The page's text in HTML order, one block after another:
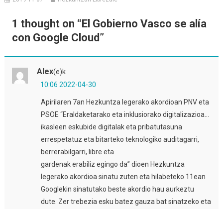
1 thought on “El Gobierno Vasco se alía
con Google Cloud ”
Alex(e)k
10:06 2022-04-30
Apirilaren 7an Hezkuntza legerako akordioan PNV eta
PSOE “Eraldaketarako eta inklusiorako digitalizazioa…
ikasleen eskubide digitalak eta pribatutasuna
errespetatuz eta bitarteko teknologiko auditagarri,
berrerabilgarri, libre eta
gardenak erabiliz egingo da” dioen Hezkuntza
legerako akordioa sinatu zuten eta hilabeteko 11ean
Googlekin sinatutako beste akordio hau aurkeztu
dute. Zer trebezia esku batez gauza bat sinatzeko eta